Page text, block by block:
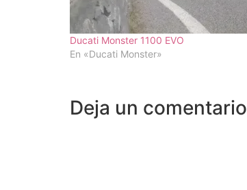
Ducati Monster 1100 EVO
En «Ducati Monster»
Deja un comentario